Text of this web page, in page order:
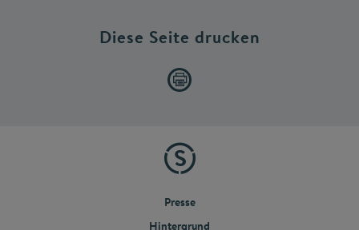
Diese Seite drucken
Presse
Hintergrund